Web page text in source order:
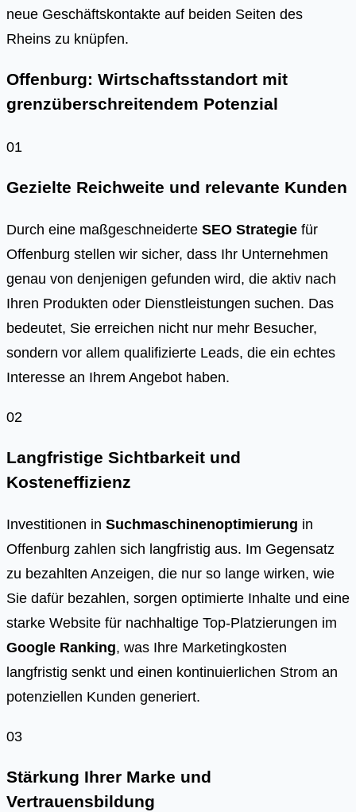
neue Geschäftskontakte auf beiden Seiten des
Rheins zu knüpfen.
Offenburg: Wirtschaftsstandort mit
grenzüberschreitendem Potenzial
01
Gezielte Reichweite und relevante Kunden
Durch eine maßgeschneiderte SEO Strategie für
Offenburg stellen wir sicher, dass Ihr Unternehmen
genau von denjenigen gefunden wird, die aktiv nach
Ihren Produkten oder Dienstleistungen suchen. Das
bedeutet, Sie erreichen nicht nur mehr Besucher,
sondern vor allem qualifizierte Leads, die ein echtes
Interesse an Ihrem Angebot haben.
02
Langfristige Sichtbarkeit und
Kosteneffizienz
Investitionen in Suchmaschinenoptimierung in
Offenburg zahlen sich langfristig aus. Im Gegensatz
zu bezahlten Anzeigen, die nur so lange wirken, wie
Sie dafür bezahlen, sorgen optimierte Inhalte und eine
starke Website für nachhaltige Top-Platzierungen im
Google Ranking, was Ihre Marketingkosten
langfristig senkt und einen kontinuierlichen Strom an
potenziellen Kunden generiert.
03
Stärkung Ihrer Marke und
Vertrauensbildung